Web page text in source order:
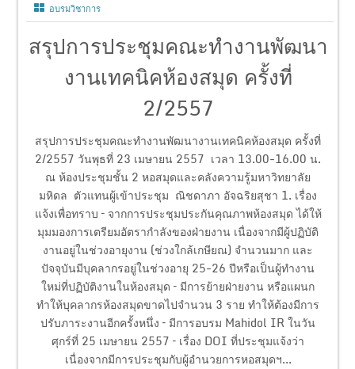
อบรมวิชาการ
สรุปการประชุมคณะทำงานพัฒนา
งานเทคนิคห้องสมุด ครั้งที่
2/2557
สรุปการประชุมคณะทำงานพัฒนางานเทคนิคห้องสมุด ครั้งที่
2/2557 วันพุธที่ 23 เมษายน 2557 เวลา 13.00-16.00 น.
ณ ห้องประชุมชั้น 2 หอสมุดและคลังความรู้มหาวิทยาลัย
มหิดล ตัวแทนผู้เข้าประชุม ณิชดาภา อัจฉริยสุชา 1. เรื่อง
แจ้งเพื่อทราบ – จากการประชุมประกันคุณภาพห้องสมุด ได้ให้
มุมมองการเตรียมอัตรากำลังของฝ่ายงาน เนื่องจากมีผู้ปฏิบัติ
งานอยู่ในช่วงอายุงาน (ช่วงใกล้เกษียณ) จำนวนมาก และ
ปัจจุบันมีบุคลากรอยู่ในช่วงอายุ 25-26 ปีหรือเป็นผู้ทำงาน
ใหม่ที่ปฏิบัติงานในห้องสมุด – มีการย้ายฝ่ายงาน หรือแผนก
ทำให้บุคลากรห้องสมุดขาดไปจำนวน 3 ราย ทำให้ต้องมีการ
ปรับภาระงานอีกครั้งหนึ่ง – มีการอบรม Mahidol IR ในวัน
ศุกร์ที่ 25 เมษายน 2557 – เรื่อง DOI ที่ประชุมแจ้งว่า
เนื่องจากมีการประชุมกับผู้อำนวยการหอสมุดฯ...